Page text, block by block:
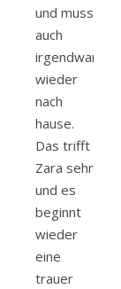
und muss
auch
irgendwann
wieder
nach
hause.
Das trifft
Zara sehr
und es
beginnt
wieder
eine
trauer